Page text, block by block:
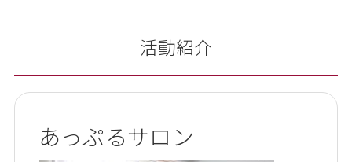
活動紹介
あっぷるサロン